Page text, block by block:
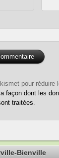
pour réduire
façon dont les
traitées
Bienville